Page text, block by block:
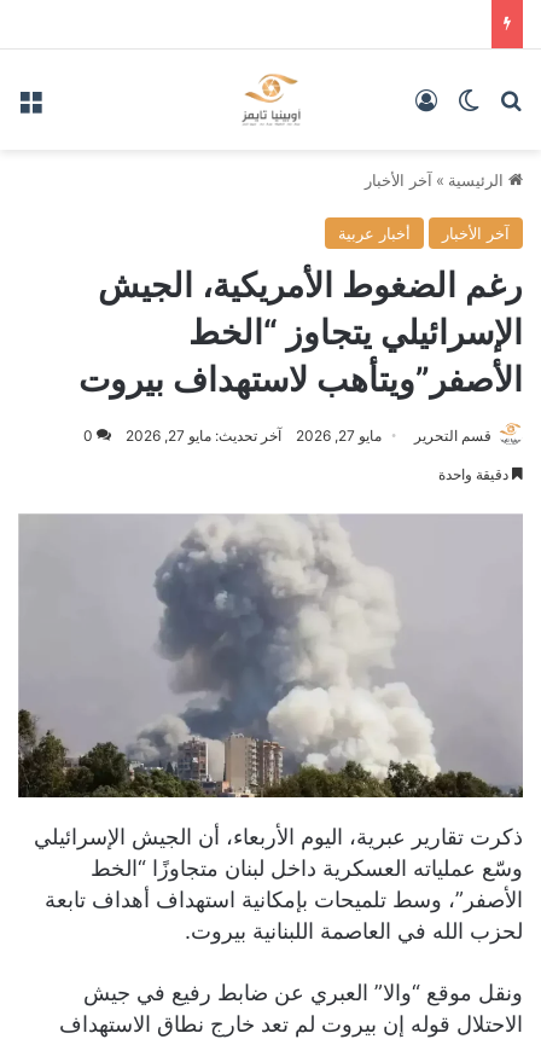
بحث عنالوضع المظلم
الرئيسية » آخر الأخبار
آخر الأخبار أخبار عربية
رغم الضغوط الأمريكية، الجيش
الإسرائيلي يتجاوز “الخط
الأصفر”ويتأهب لاستهداف بيروت
قسم التحرير مايو 27, 2026 آخر تحديث: مايو 27, 2026 0
دقيقة واحدة
ذكرت تقارير عبرية، اليوم الأربعاء، أن الجيش الإسرائيلي
وسّع عملياته العسكرية داخل لبنان متجاوزًا “الخط
الأصفر”، وسط تلميحات بإمكانية استهداف أهداف تابعة
لحزب الله في العاصمة اللبنانية بيروت.
ونقل موقع “والا” العبري عن ضابط رفيع في جيش
الاحتلال قوله إن بيروت لم تعد خارج نطاق الاستهداف